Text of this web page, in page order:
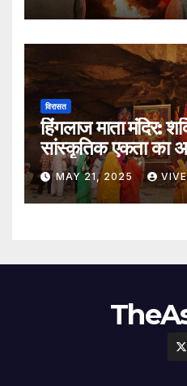
विरासत
हिंगलाज माता मंदिर:
सांस्कृतिक एकता का
MAY 21, 2025